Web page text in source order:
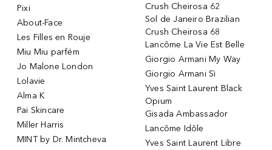
Pixi
About-Face
Les Filles en Rouje
Miu Miu parfém
Jo Malone London
Lolavie
Alma K
Pai Skincare
Miller Harris
MINT by Dr. Mintcheva
Crush Cheirosa 62
Sol de Janeiro Brazilian
Crush Cheirosa 68
Lancôme La Vie Est Belle
Giorgio Armani My Way
Giorgio Armani Sì
Yves Saint Laurent Black
Opium
Gisada Ambassador
Lancôme Idôle
Yves Saint Laurent Libre